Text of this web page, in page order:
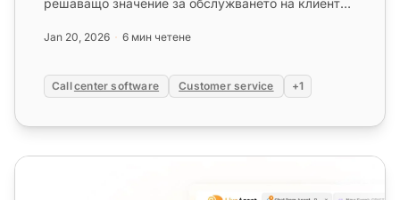
решаващо значение за обслужването на клиенти
Jan 20, 2026 6 мин четене
Callcenter software Customer service +1
Технология на кол центъра